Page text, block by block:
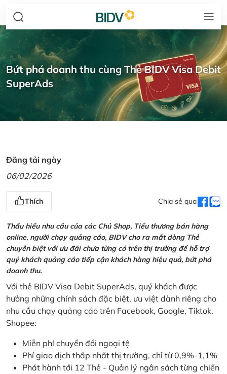
Bứt phá doanh thu cùng Thẻ BIDV Visa Debit
SuperAds
Đăng tải ngày
06/02/2026
Thích Chia sẻ qua
Thấu hiểu nhu cầu của các Chủ Shop, Tiểu thương bán hàng
online, người chạy quảng cáo, BIDV cho ra mắt dòng Thẻ
chuyên biệt với ưu đãi chưa từng có trên thị trường để hỗ trợ
quý khách quảng cáo tiếp cận khách hàng hiệu quả, bứt phá
doanh thu.
Với thẻ BIDV Visa Debit SuperAds, quý khách được
hưởng những chính sách đặc biệt, ưu việt dành riêng cho
nhu cầu chạy quảng cáo trên Facebook, Google, Tiktok,
Shopee:
Miễn phí chuyển đổi ngoại tệ
Phí giao dịch thấp nhất thị trường, chỉ từ 0,9%-1,1%
Phát hành tới 12 Thẻ - Quản lý ngân sách từng chiến